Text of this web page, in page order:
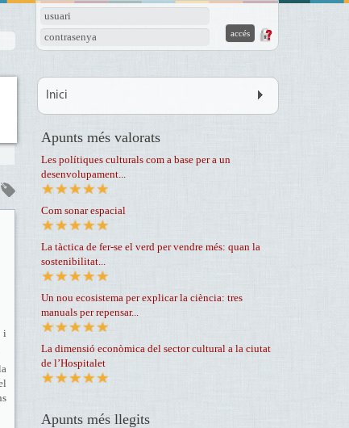
usuari
contrasenya
i
Inici
Apunts més valorats
Les polítiques culturals com a base per a un
desenvolupament...
Com sonar espacial
La tàctica de fer-se el verd per vendre més: quan la
sostenibilitat...
Un nou ecosistema per explicar la ciència: tres
manuals per repensar...
La dimensió econòmica del sector cultural a la ciutat
de l’Hospitalet
Apunts més llegits